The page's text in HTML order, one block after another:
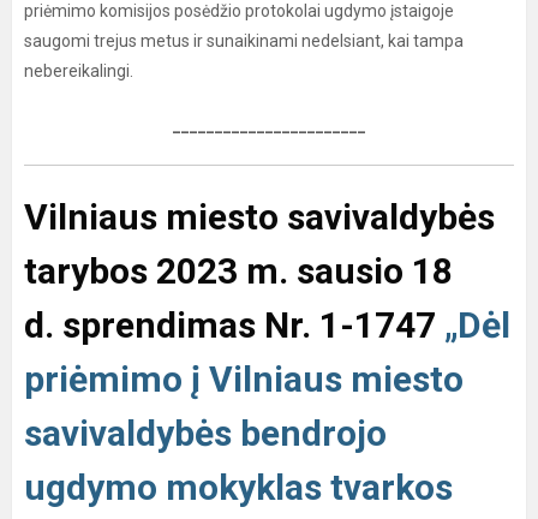
priėmimo komisijos posėdžio protokolai ugdymo įstaigoje
saugomi trejus metus ir sunaikinami nedelsiant, kai tampa
nebereikalingi.
Vilniaus miesto savivaldybės
tarybos 2023 m. sausio 18
d. sprendimas Nr. 1-1747 „Dėl
priėmimo į Vilniaus miesto
savivaldybės bendrojo
ugdymo mokyklas tvarkos